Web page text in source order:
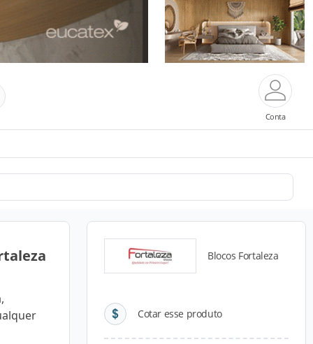
Conta
Blocos Fortaleza
Cotar esse produto